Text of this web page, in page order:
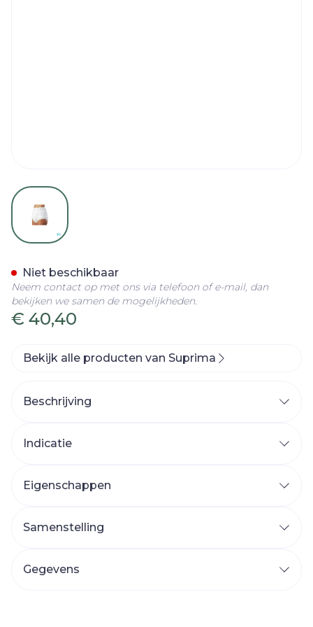
View larger image
€ 40,40
Niet beschikbaar
Neem contact op met ons via telefoon of e-mail, dan
bekijken we samen de mogelijkheden.
Bekijk alle producten van Suprima
Beschrijving
Indicatie
Eigenschappen
Sluiting
Verpakking
Samenstelling
Gegevens